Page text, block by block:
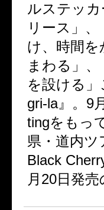
ルステッ
リース」
け、時間
まわる」
を設ける
gri-la』。9
tingをもっ
県・道内
Black
月20日発